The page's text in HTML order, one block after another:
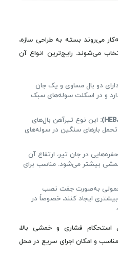
می‌روند بسته به طراحی سازه،
می‌شوند. رایج‌ترین انواع آن
دارای دو بال مساوی و یک جان
و در اسکلت سوله‌های سبک
این نوع تیرآهن بال‌های
بارهای سنگین در سوله‌های
حفره‌هایی در جان تیر، ارتفاع آن
بیشتر می‌شود. مناسب برای
به‌صورت جفت نصب
ایجاد کنند، خصوصاً در
استحکام فشاری و خمشی بالا،
و امکان اجرای سریع در محل